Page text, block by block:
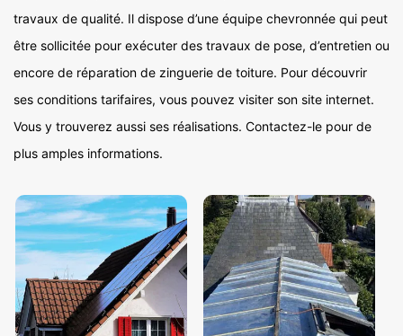
travaux de qualité. Il dispose d’une équipe chevronnée qui peut
être sollicitée pour exécuter des travaux de pose, d’entretien ou
encore de réparation de zinguerie de toiture. Pour découvrir
ses conditions tarifaires, vous pouvez visiter son site internet.
Vous y trouverez aussi ses réalisations. Contactez-le pour de
plus amples informations.